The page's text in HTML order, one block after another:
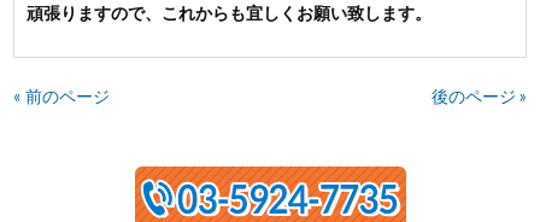
頑張りますので、これからも宜しくお願い致します。
« 前のページ 後のページ »